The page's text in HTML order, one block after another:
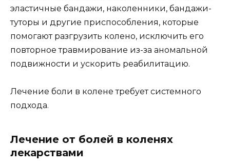
эластичные бандажи, наколенники, бандажи-
туторы и другие приспособления, которые
помогают разгрузить колено, исключить его
повторное травмирование из-за аномальной
подвижности и ускорить реабилитацию.
Лечение боли в колене требует системного
подхода.
Лечение от болей в коленях
лекарствами